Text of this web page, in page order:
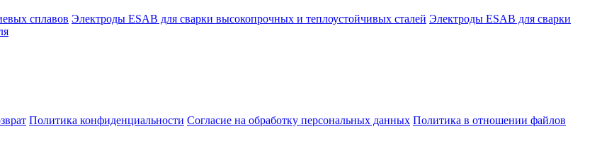
сплавов Электроды ESAB для сварки высокопрочных и теплоустойчивых сталей Электроды ESAB для сварки
Политика конфиденциальности Согласие на обработку персональных данных Политика в отношении файлов